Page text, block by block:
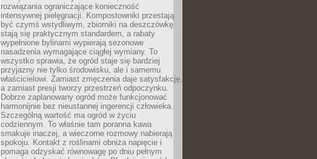
rozwiązania ograniczające konieczność
intensywnej pielęgnacji. Kompostowniki przestają
być czymś wstydliwym, zbiorniki na deszczówkę
stają się praktycznym standardem, a rabaty
wypełnione bylinami wypierają sezonowe
nasadzenia wymagające ciągłej wymiany. To
wszystko sprawia, że ogród staje się bardziej
przyjazny nie tylko środowisku, ale i samemu
właścicielowi. Zamiast zmęczenia daje satysfakcję,
a zamiast presji tworzy przestrzeń odpoczynku.
Dobrze zaplanowany ogród może funkcjonować
harmonijnie bez nieustannej ingerencji człowieka.
Szczególną wartość ma ogród w życiu
codziennym. To właśnie tam poranna kawa
smakuje inaczej, a wieczorne rozmowy nabierają
spokoju. Kontakt z roślinami obniża napięcie i
pomaga odzyskać równowagę po dniu pełnym